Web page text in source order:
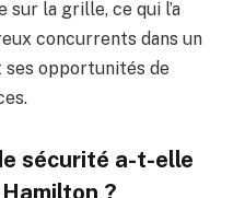
sur la grille, ce qui l’a
concurrents dans un
opportunités de
sécurité a-t-elle
?